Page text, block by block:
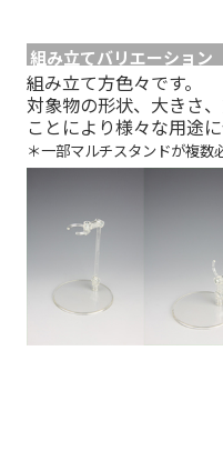
組み立てバリエーション
組み立て方色々です。
対象物の形状、大きさ
ことにより様々な用途に
＊一部マルチスタンドが複数